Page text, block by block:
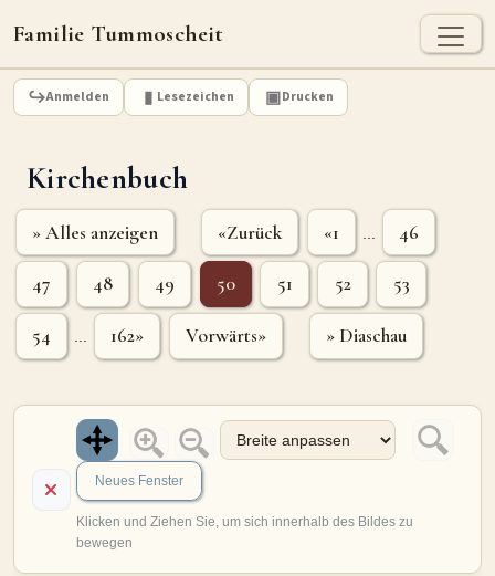
Familie Tummoscheit
TUMMOSCHEIT - HEUTE
STAMMBAUM
Ahnenforschung Stammbaum Tummoscheit Namen
Orte Historische Karte
Geografische Namensverteilung - Heute
Dokumente Kirchenbucheinträge Standesamteinträge
Grabsteine
MITMACHEN
Personen-Suche
Anmelden Lesezeichen Drucken
Kirchenbuch
» Alles anzeigen «Zurück «1 46
47 48 49 50 51 52 53
54 ... 162» Vorwärts» » Diaschau